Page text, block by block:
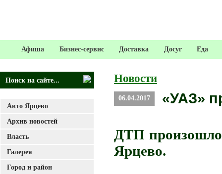
Афиша Бизнес-сервис Доставка Досуг Еда
Новости
06.04.2017 «УАЗ»
ДТП произошло
Ярцево.
Авто Ярцево
Архив новостей
Власть
Галерея
Город и район